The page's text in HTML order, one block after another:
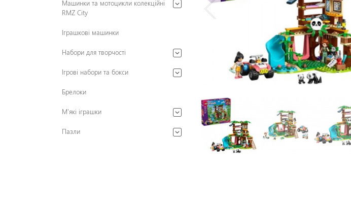
Машинки та мотоцикли колекційні
RMZ City
Іграшкові машинки
Набори для творчості
Ігрові набори та бокси
Брелоки
М'які іграшки
Пазли